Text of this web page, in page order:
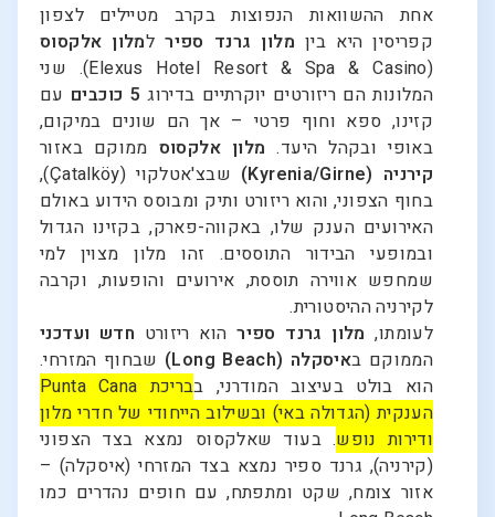
אחת ההשוואות הנפוצות בקרב מטיילים לצפון
קפריסין היא בין מלון גרנד ספירלמלון אלקסוס
(Elexus Hotel Resort & Spa & Casino). שני
המלונות הם ריזורטים יוקרתיים בדירוג 5 כוכבים
עם
קזינו, ספא וחוף פרטי – אך הם שונים במיקום,
באופי ובקהל היעד. מלון אלקסוס ממוקם באזור
קירניה (Kyrenia/Girne)
שבצ'אטלקוי (Çatalköy),
בחוף הצפוני, והוא ריזורט ותיק ומבוסס הידוע באולם
האירועים הענק שלו, באקווה-פארק, בקזינו הגדול
ובמופעי הבידור התוססים. זהו מלון מצוין למי
שמחפש אווירה תוססת, אירועים והופעות, וקרבה
לקירניה ההיסטורית.
לעומתו, מלון גרנד ספירהוא ריזורט חדש ועדכני
הממוקם באיסקלה (Long Beach)
שבחוף המזרחי.
הוא בולט בעיצוב המודרני, ב
בריכת Punta Cana
הענקית (הגדולה באי) ובשילוב הייחודי של חדרי מלון
ודירות נופש. בעוד שאלקסוס נמצא בצד הצפוני
(קירניה), גרנד ספיר נמצא בצד המזרחי (איסקלה) –
אזור צומח, שקט ומתפתח, עם חופים נהדרים כמו